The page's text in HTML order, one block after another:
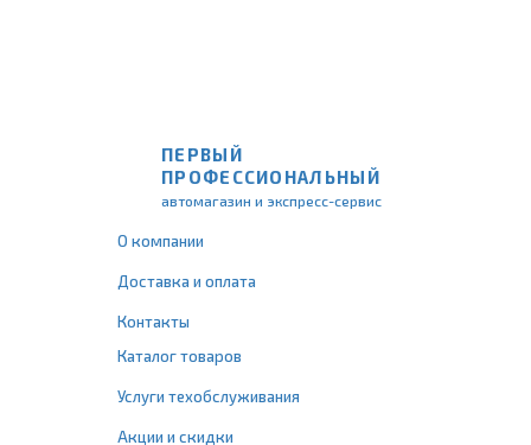
ПЕРВЫЙ
ПРОФЕССИОНАЛЬНЫЙ
автомагазин и экспресс-сервис
О компании
Доставка и оплата
Контакты
Каталог товаров
Услуги техобслуживания
Акции и скидки